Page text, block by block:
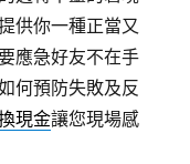
供你一種正當又
應急好友不在手
何預防失敗及反
現金讓您現場感